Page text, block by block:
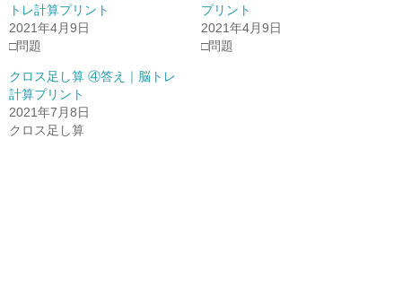
トレ計算プリント
2021年4月9日
□問題
プリント
2021年4月9日
□問題
クロス足し算 ④答え｜脳トレ
計算プリント
2021年7月8日
クロス足し算